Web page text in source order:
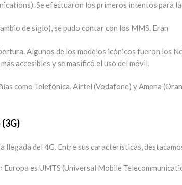
Se efectuaron los primeros intentos para la
de siglo), se pudo contar con los MMS. Eran
Algunos de los modelos icónicos fueron los
accesibles y se masificó el uso del móvil.
como Telefónica, Airtel (Vodafone) y Amena
(3G)
llegada del 4G. Entre sus características,
es UMTS (Universal Mobile